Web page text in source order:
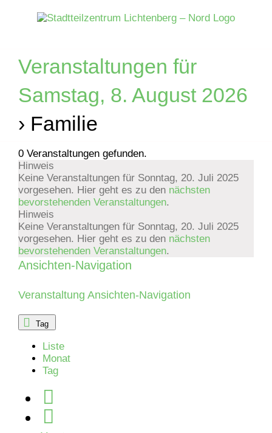
Veranstaltungen für
Samstag, 8. August 2026
› Familie
0 Veranstaltungen gefunden.
Veranstaltungen
für
Sonntag,
20.
Juli
2025
Hinweis
Keine Veranstaltungen für Sonntag, 20. Juli 2025
vorgesehen. Hier geht es zu den nächsten
bevorstehenden Veranstaltungen.
Hinweis
Keine Veranstaltungen für Sonntag, 20. Juli 2025
vorgesehen. Hier geht es zu den nächsten
bevorstehenden Veranstaltungen.
Ansichten-Navigation
Veranstaltung Ansichten-Navigation
Tag
Liste
Monat
Tag